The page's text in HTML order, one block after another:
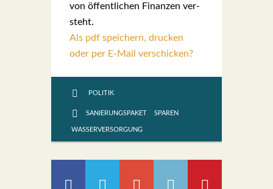
von öffent­li­chen Finan­zen ver­
steht.
Als pdf speichern, drucken
oder per E-Mail verschicken?
POLITIK
SANIERUNGSPAKET SPAREN
WASSERVERSORGUNG